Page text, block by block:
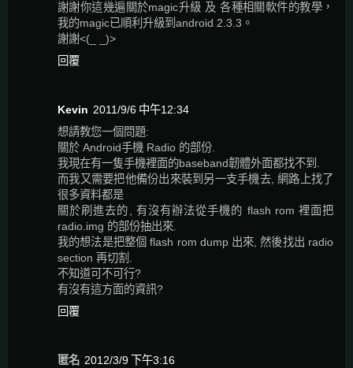
謝謝你這幾遍關於magic升級 及 各種相關軟件的教學，
我的magic已順利升級到android 2.3.3。
謝謝<(_ _)>
回覆
Kevin 2011/9/6 中午12:34
想請教您一個問題:
關於 Android手機 Radio 的部份.
我現在有一隻手機裡面的baseband韌體外面都找不到.
而我又需要把他備份出來裝到另一支手機去, 網路上找了
很多資料都是
關於刷進去的, 有沒有辦法從手機的 flash rom 裡面把
radio.img 的部份抽出來.
我的想法是把整個 flash rom dump 出來, 然後找出 radio
section 再切割.
不知道可不可行?
有沒有這方面的資訊?
回覆
匿名 2012/3/9 下午3:16